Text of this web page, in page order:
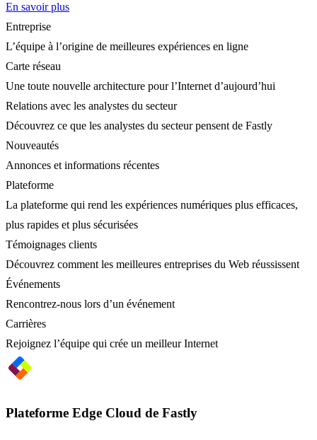
En savoir plus
Entreprise
L’équipe à l’origine de meilleures expériences en ligne
Carte réseau
Une toute nouvelle architecture pour l’Internet d’aujourd’hui
Relations avec les analystes du secteur
Découvrez ce que les analystes du secteur pensent de Fastly
Nouveautés
Annonces et informations récentes
Plateforme
La plateforme qui rend les expériences numériques plus efficaces,
plus rapides et plus sécurisées
Témoignages clients
Découvrez comment les meilleures entreprises du Web réussissent
Événements
Rencontrez-nous lors d’un événement
Carrières
Rejoignez l’équipe qui crée un meilleur Internet
Plateforme Edge Cloud de Fastly